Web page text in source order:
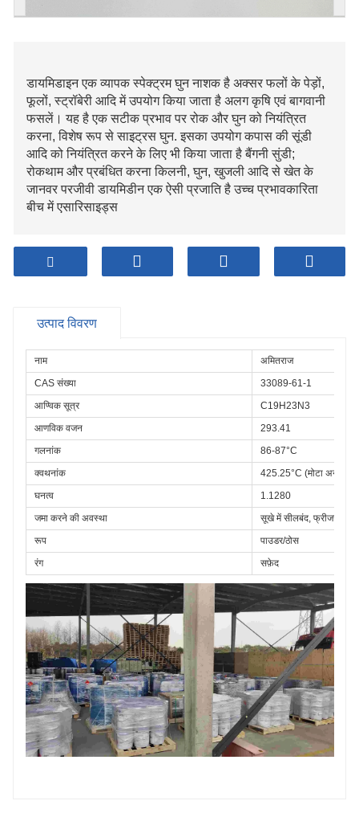
डायमिडाइन एक व्यापक स्पेक्ट्रम घुन नाशक है अक्सर फलों के पेड़ों,
फूलों, स्ट्रॉबेरी आदि में उपयोग किया जाता है अलग कृषि एवं बागवानी
फसलें। यह है एक सटीक प्रभाव पर रोक और घुन को नियंत्रित
करना, विशेष रूप से साइट्रस घुन. इसका उपयोग कपास की सूंडी
आदि को नियंत्रित करने के लिए भी किया जाता है बैंगनी सुंडी;
रोकथाम और प्रबंधित करना किलनी, घुन, खुजली आदि से खेत के
जानवर परजीवी डायमिडीन एक ऐसी प्रजाति है उच्च प्रभावकारिता
बीच में एसारिसाइड्स
उत्पाद विवरण
नाम
अमितराज
CAS संख्या
33089-61-1
आण्विक सूत्र
C19H23N3
आणविक वजन
293.41
गलनांक
86-87°C
क्वथनांक
425.25°C (मोटा अनुमान)
घनत्व
1.1280
जमा करने की अवस्था
सूखे में सीलबंद, फ्रीजर में
रूप
पाउडर/ठोस
रंग
सफ़ेद